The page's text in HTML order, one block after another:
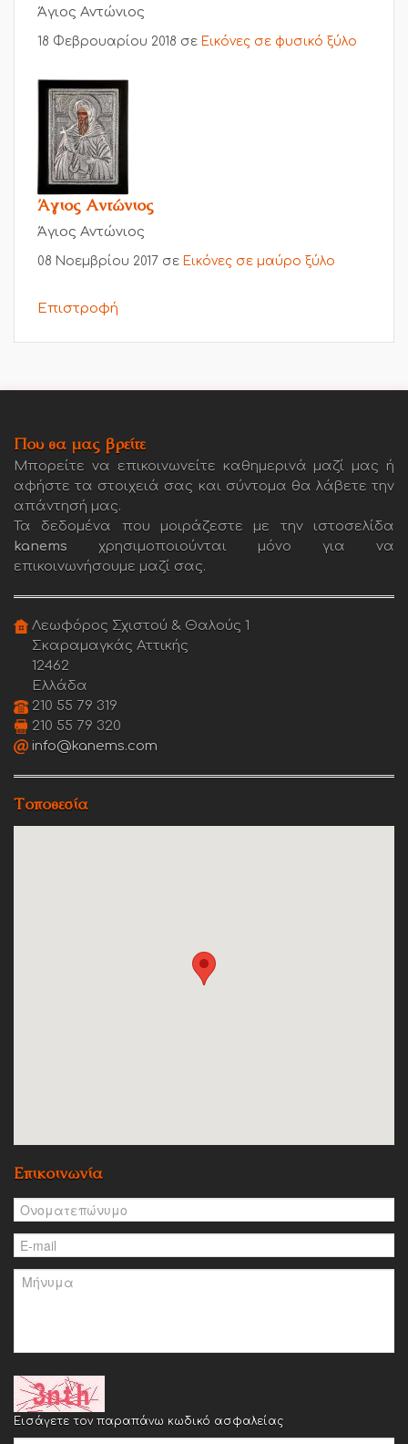
Άγιος Αντώνιος
18 Φεβρουαρίου 2018 σε Εικόνες σε φυσικό ξύλο
Άγιος Αντώνιος
Άγιος Αντώνιος
08 Νοεμβρίου 2017 σε Εικόνες σε μαύρο ξύλο
Επιστροφή
Που θα μας βρείτε
Μπορείτε να επικοινωνείτε καθημερινά μαζί μας ή
αφήστε τα στοιχειά σας και σύντομα θα λάβετε την
απάντησή μας.
Τα δεδομένα που μοιράζεστε με την ιστοσελίδα
kanems χρησιμοποιούνται μόνο για να
επικοινωνήσουμε μαζί σας.
Λεωφόρος Σχιστού & Θαλούς 1
Σκαραμαγκάς Αττικής
12462
Ελλάδα
210 55 79 319
210 55 79 320
info@kanems.com
Τοποθεσία
Επικοινωνία
Εισάγετε τον παραπάνω κωδικό ασφαλείας